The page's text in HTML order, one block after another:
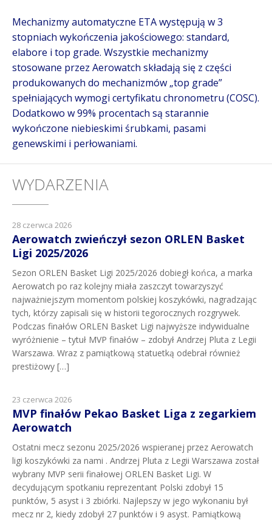
Mechanizmy automatyczne ETA występują w 3
stopniach wykończenia jakościowego: standard,
elabore i top grade. Wszystkie mechanizmy
stosowane przez Aerowatch składają się z części
produkowanych do mechanizmów „top grade”
spełniających wymogi certyfikatu chronometru (COSC).
Dodatkowo w 99% procentach są starannie
wykończone niebieskimi śrubkami, pasami
genewskimi i perłowaniami.
WYDARZENIA
28 czerwca 2026
Aerowatch zwieńczył sezon ORLEN Basket
Ligi 2025/2026
Sezon ORLEN Basket Ligi 2025/2026 dobiegł końca, a marka
Aerowatch po raz kolejny miała zaszczyt towarzyszyć
najważniejszym momentom polskiej koszykówki, nagradzając
tych, którzy zapisali się w historii tegorocznych rozgrywek.
Podczas finałów ORLEN Basket Ligi najwyższe indywidualne
wyróżnienie – tytuł MVP finałów – zdobył Andrzej Pluta z Legii
Warszawa. Wraz z pamiątkową statuetką odebrał również
prestiżowy […]
23 czerwca 2026
MVP finałów Pekao Basket Liga z zegarkiem
Aerowatch
Ostatni mecz sezonu 2025/2026 wspieranej przez Aerowatch
ligi koszykówki za nami . Andrzej Pluta z Legii Warszawa został
wybrany MVP serii finałowej ORLEN Basket Ligi. W
decydującym spotkaniu reprezentant Polski zdobył 15
punktów, 5 asyst i 3 zbiórki. Najlepszy w jego wykonaniu był
mecz nr 2, kiedy zdobył 27 punktów i 9 asyst. Pamiątkową